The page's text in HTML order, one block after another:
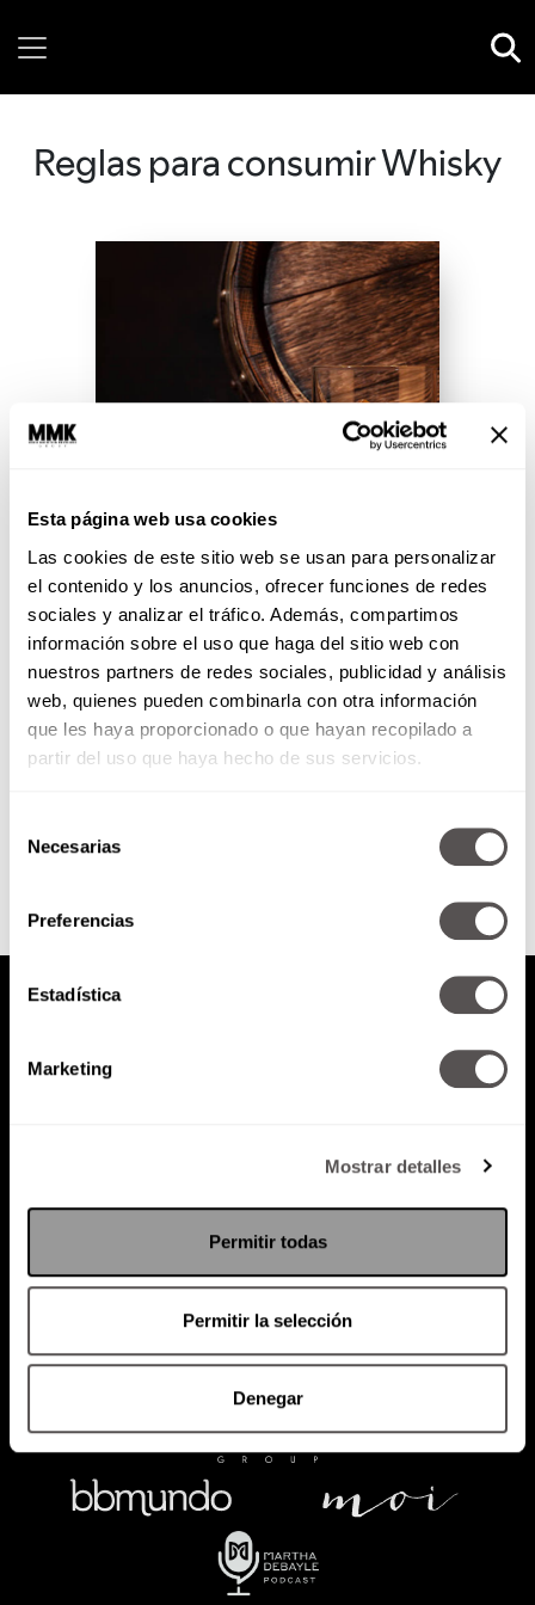
Esta página web usa cookies
Las cookies de este sitio web se usan para personalizar
el contenido y los anuncios, ofrecer funciones de redes
sociales y analizar el tráfico. Además, compartimos
información sobre el uso que haga del sitio web con
nuestros partners de redes sociales, publicidad y análisis
web, quienes pueden combinarla con otra información
que les haya proporcionado o que hayan recopilado a
partir del uso que haya hecho de sus servicios.
Necesarias
Preferencias
Estadística
Marketing
Mostrar detalles
Permitir todas
Permitir la selección
Denegar
Reglas para consumir Whisky
Anatomía del Whisky: Lo que
no sabías
Les vamos a contar todo sobre la
cultura del whisky, desde dónde
surgió, los tipos que hay, cómo se
hace,...
PRODUCTOS SACA TU ID RECUPERA ID